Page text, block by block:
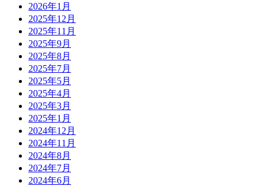
2026年1月
2025年12月
2025年11月
2025年9月
2025年8月
2025年7月
2025年5月
2025年4月
2025年3月
2025年1月
2024年12月
2024年11月
2024年8月
2024年7月
2024年6月